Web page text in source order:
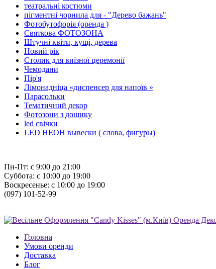
театральнi костюми
пiгментнi чорнила для - "Дерево бажань"
Фотобутофорiя (оренда )
Святкова ФОТОЗОНА
Штучнi квiти, кущi, дерева
Новий рiк
Столик для виїзної церемонії
Чемодани
Пір'я
Лiмонаднiца «диспенсер для напоїв »
Парасольки
Тематичний декор
Фотозони з дощику
led свiчки
LED НЕОН вывески ( слова, фигуры)
Пн-Пт: с 9:00 до 21:00
Суббота: с 10:00 до 19:00
Воскресенье: с 10:00 до 19:00
(097) 101-52-99
Головна
Умови оренди
Доставка
Блог